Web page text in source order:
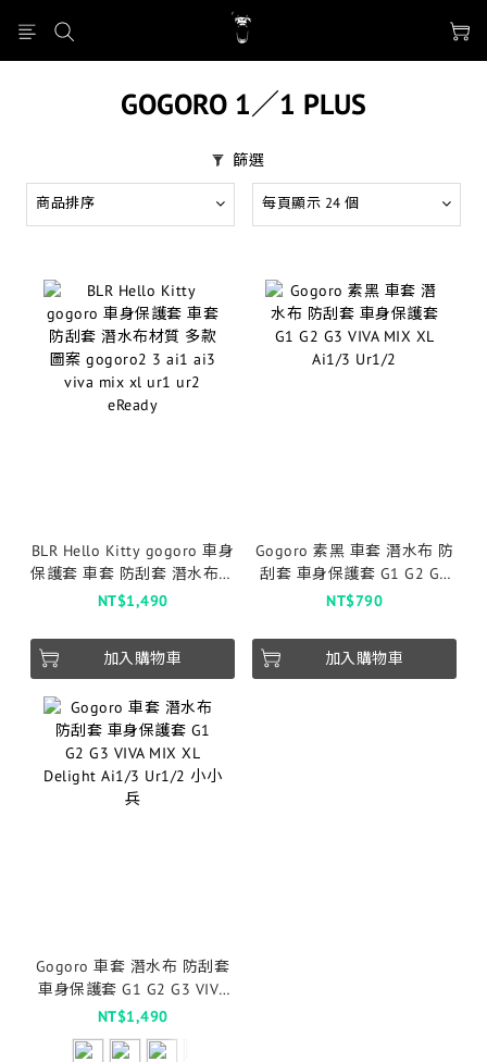
GOGORO 1／1 PLUS
篩選
商品排序 每頁顯示 24 個
BLR Hello Kitty gogoro 車身
保護套 車套 防刮套 潛水布材
質 多款圖案 gogoro2 3 ai1
eReady
NT$1,490
加入購物車
Gogoro 素黑 車套 潛水布 防
刮套 車身保護套 G1 G2 G3
VIVA MIX XL Ai1/3 Ur1/2
NT$790
加入購物車
Gogoro 車套 潛水布 防刮套
車身保護套 G1 G2 G3 VIVA
MIX XL Delight Ai1/3 Ur1/2
小小兵
NT$1,490